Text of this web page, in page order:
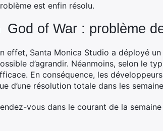
est enfin résolu.
God of War : problème
effet, Santa Monica Studio a déployé
d’agrandir. Néanmoins, selon le
En conséquence, les
d’une résolution totale dans les
vous dans le courant de la